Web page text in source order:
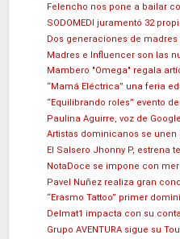
Felencho nos pone a bailar
SODOMEDI juramentó 32
Dos generaciones de
Madres e Influencer son las
Mambero "Omega" regala
“Mamá Eléctrica” una feria
“Equilibrando roles” evento
Paulina Aguirre, voz de
Artistas dominicanos se
El Salsero Jhonny P, estrena
NotaDoce se impone con
Pavel Nuñez realiza gran
“Erasmo Tattoo” primer
Delmat1 impacta con su
Grupo AVENTURA sigue su